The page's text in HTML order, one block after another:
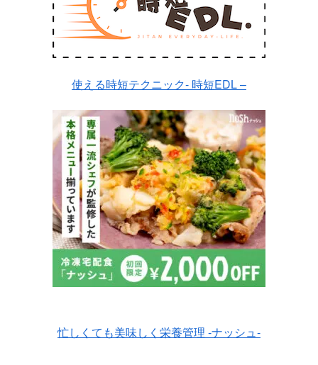
使える時短テクニック- 時短EDL –
忙しくても美味しく栄養管理 -ナッシュ-